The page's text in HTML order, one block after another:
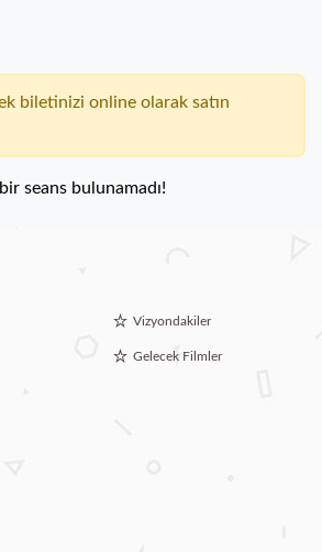
biletinizi online olarak satın
seans bulunamadı!
Vizyondakiler
Gelecek Filmler